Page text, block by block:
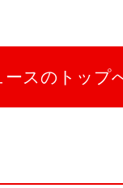
ースのトップ